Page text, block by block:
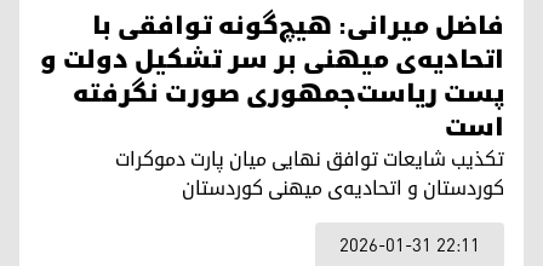
فاضل میرانی: هیچ‌گونه توافقی با
اتحادیه‌ی میهنی بر سر تشکیل دولت و
پست ریاست‌جمهوری صورت نگرفته
است
تکذیب شایعات توافق نهایی میان پارت دموکرات
کوردستان و اتحادیه‌ی میهنی کوردستان
2026-01-31 22:11